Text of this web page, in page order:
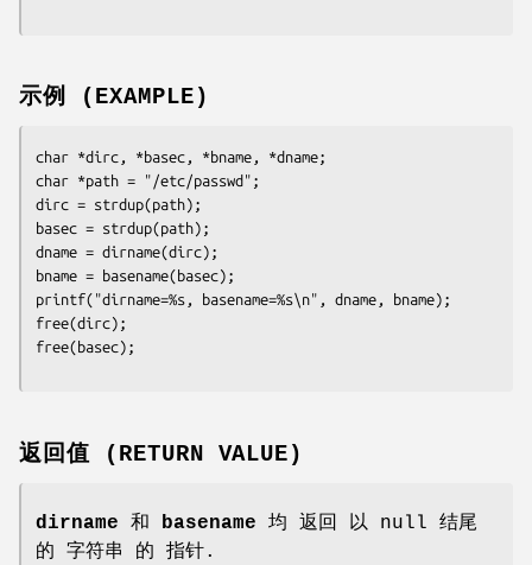
示例 (EXAMPLE)
char *dirc, *basec, *bname, *dname;
char *path = "/etc/passwd";
dirc = strdup(path);
basec = strdup(path);
dname = dirname(dirc);
bname = basename(basec);
printf("dirname=%s, basename=%s\n", dname, bname);
free(dirc);
free(basec);
返回值 (RETURN VALUE)
dirname 和 basename 均 返回 以 null 结尾
的 字符串 的 指针.